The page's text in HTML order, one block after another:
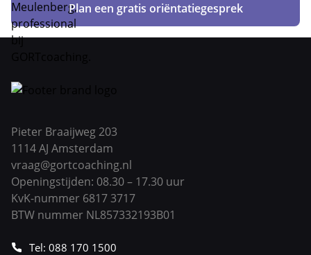
Plan een gratis oriëntatiegesprek
Pieter Braaijweg 203
1114 AJ Amsterdam
vraag@gortcoaching.nl
Openingstijden: 08.30 – 17.30 uur
KvK-nummer 6817 3717
BTW nummer NL857332193B01
Tel: 088 170 1500